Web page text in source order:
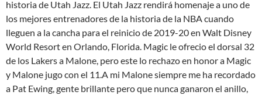
historia de Utah Jazz. El Utah Jazz rendirá homenaje a uno de
los mejores entrenadores de la historia de la NBA cuando
lleguen a la cancha para el reinicio de 2019-20 en Walt Disney
World Resort en Orlando, Florida. Magic le ofrecio el dorsal 32
de los Lakers a Malone, pero este lo rechazo en honor a Magic
y Malone jugo con el 11.A mi Malone siempre me ha recordado
a Pat Ewing, gente brillante pero que nunca ganaron el anillo,